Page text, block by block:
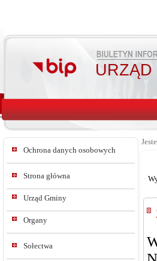
Ochrona danych osobowych
Strona główna
Urząd Gminy
Organy
Sołectwa